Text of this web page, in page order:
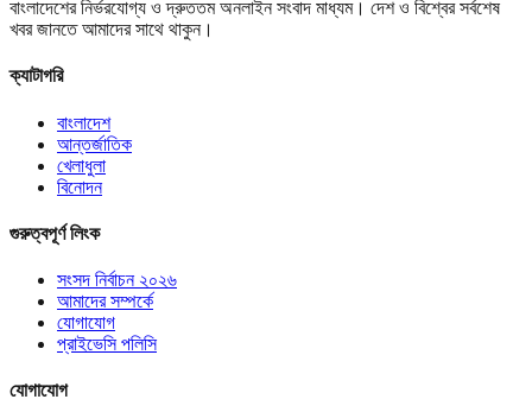
বাংলাদেশের নির্ভরযোগ্য ও দ্রুততম অনলাইন সংবাদ মাধ্যম। দেশ ও বিশ্বের সর্বশেষ
খবর জানতে আমাদের সাথে থাকুন।
ক্যাটাগরি
বাংলাদেশ
আন্তর্জাতিক
খেলাধুলা
বিনোদন
গুরুত্বপূর্ণ লিংক
সংসদ নির্বাচন ২০২৬
আমাদের সম্পর্কে
যোগাযোগ
প্রাইভেসি পলিসি
যোগাযোগ